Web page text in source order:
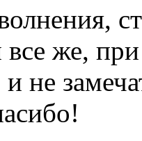
все же,
не